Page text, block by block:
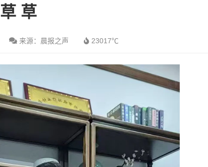
草 草
来源：晨报之声 23017℃